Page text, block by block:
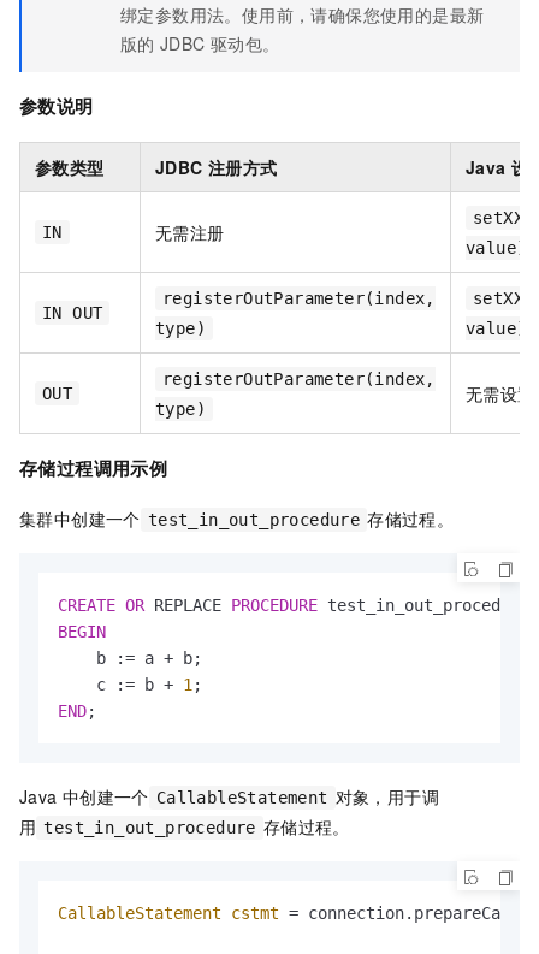
绑定参数用法。使用前，请确保您使用的是最新
版的 JDBC 驱动包。
参数说明
参数类型 JDBC 注册方式 Java 设
IN 无需注册
value)
IN OUT
registerOutParameter(index,
type)
value)
OUT
registerOutParameter(index,
type)
无需设置
存储过程调用示例
集群中创建一个 test_in_out_procedure 存储过程。
CREATE OR REPLACE PROCEDURE
BEGIN
    b :
= a + b;
    c :
= b + 1
END;
Java 中创建一个 CallableStatement 对象，用于调
用 test_in_out_procedure 存储过程。
CallableStatement cstmt = connection.prepareCall(